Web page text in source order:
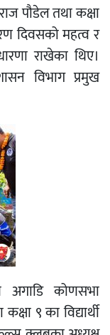
पौडेल तथा कक्षा
दिवसको महत्व र
राखेका थिए।
विभाग प्रमुख
अगाडि कोणसभा
९ का विद्यार्थी